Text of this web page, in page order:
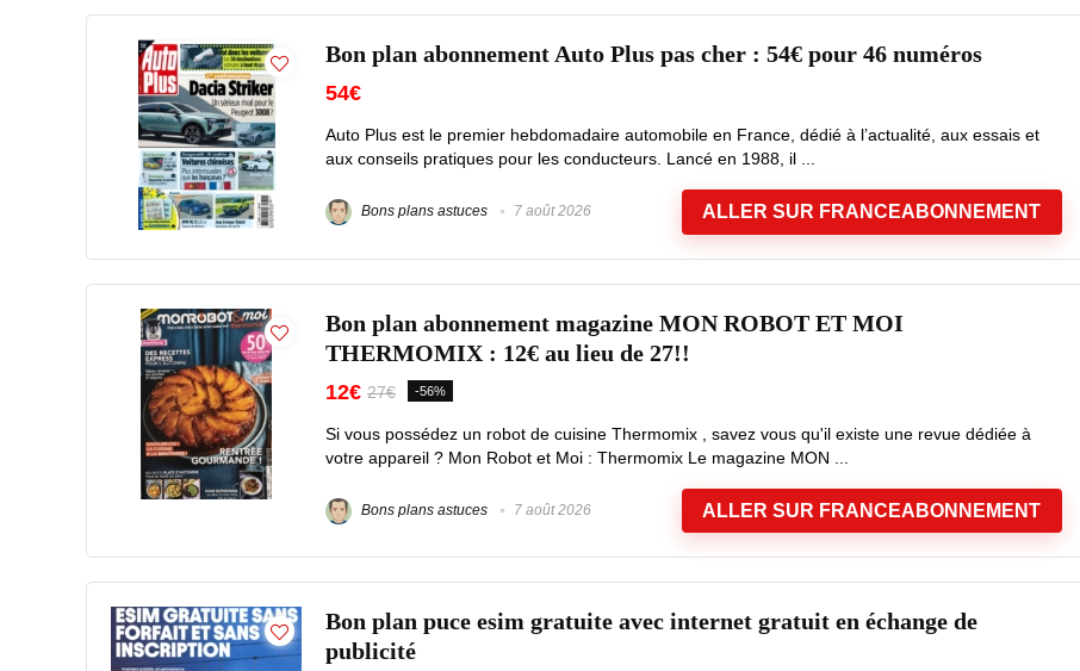
Bon plan abonnement Auto Plus pas cher : 54€ pour 46 numéros
54€
Auto Plus est le premier hebdomadaire automobile en France, dédié à l’actualité, aux essais et
aux conseils pratiques pour les conducteurs. Lancé en 1988, il ...
Bons plans astuces 7 août 2026 ALLER SUR FRANCEABONNEMENT
Bon plan abonnement magazine MON ROBOT ET MOI
THERMOMIX : 12€ au lieu de 27!!
12€ 27€ -56%
Si vous possédez un robot de cuisine Thermomix , savez vous qu'il existe une revue dédiée à
votre appareil ? Mon Robot et Moi : Thermomix Le magazine MON ...
Bons plans astuces 7 août 2026 ALLER SUR FRANCEABONNEMENT
Bon plan puce esim gratuite avec internet gratuit en échange de
publicité